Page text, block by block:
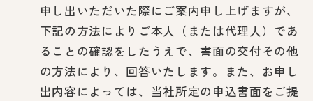
申し出いただいた際にご案内申し上げますが、
下記の方法によりご本人（または代理人）であ
ることの確認をしたうえで、書面の交付その他
の方法により、回答いたします。また、お申し
出内容によっては、当社所定の申込書面をご提